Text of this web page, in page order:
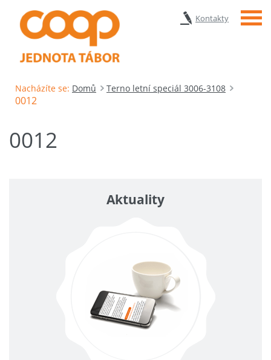
Kontakty Menu
Nacházíte se: Domů Terno letní speciál 3006-3108
0012
0012
Aktuality